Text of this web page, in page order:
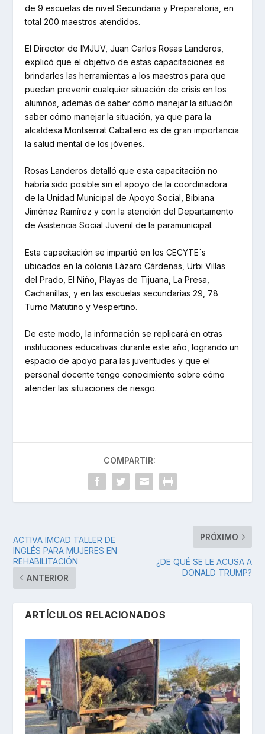
de 9 escuelas de nivel Secundaria y Preparatoria, en
total 200 maestros atendidos.
El Director de IMJUV, Juan Carlos Rosas Landeros,
explicó que el objetivo de estas capacitaciones es
brindarles las herramientas a los maestros para que
puedan prevenir cualquier situación de crisis en los
alumnos, además de saber cómo manejar la situación
saber cómo manejar la situación, ya que para la
alcaldesa Montserrat Caballero es de gran importancia
la salud mental de los jóvenes.
Rosas Landeros detalló que esta capacitación no
habría sido posible sin el apoyo de la coordinadora
de la Unidad Municipal de Apoyo Social, Bibiana
Jiménez Ramírez y con la atención del Departamento
de Asistencia Social Juvenil de la paramunicipal.
Esta capacitación se impartió en los CECYTE´s
ubicados en la colonia Lázaro Cárdenas, Urbi Villas
del Prado, El Niño, Playas de Tijuana, La Presa,
Cachanillas, y en las escuelas secundarias 29, 78
Turno Matutino y Vespertino.
De este modo, la información se replicará en otras
instituciones educativas durante este año, logrando un
espacio de apoyo para las juventudes y que el
personal docente tengo conocimiento sobre cómo
atender las situaciones de riesgo.
COMPARTIR:
ACTIVA IMCAD TALLER DE
INGLÉS PARA MUJERES EN
REHABILITACIÓN
ANTERIOR
PRÓXIMO
¿DE QUÉ SE LE ACUSA A
DONALD TRUMP?
ARTÍCULOS RELACIONADOS